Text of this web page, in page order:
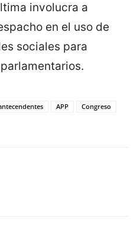
involucra a
en el uso de
sociales para
APP
Congreso